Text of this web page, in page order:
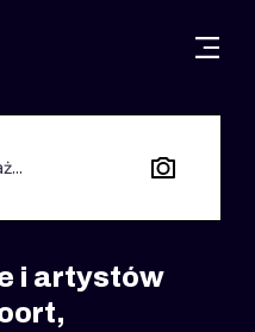
GDAŃSK
POZNAŃ
KATOWICE
ŁÓDŹ
WIEDEŃ
STYLE
KALIGRAFIA
NEW
i artystów